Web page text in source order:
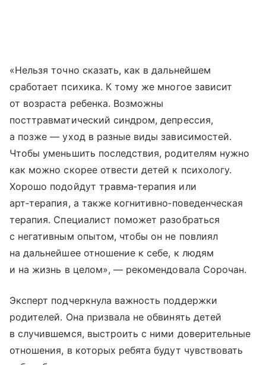
«Нельзя точно сказать, как в дальнейшем
сработает психика. К тому же многое зависит
от возраста ребенка. Возможны
посттравматический синдром, депрессия,
а позже — уход в разные виды зависимостей.
Чтобы уменьшить последствия, родителям нужно
как можно скорее отвести детей к психологу.
Хорошо подойдут травма‑терапия или
арт‑терапия, а также когнитивно‑поведенческая
терапия. Специалист поможет разобраться
с негативным опытом, чтобы он не повлиял
на дальнейшее отношение к себе, к людям
и на жизнь в целом», — рекомендовала Сорочан.
Эксперт подчеркнула важность поддержки
родителей. Она призвала не обвинять детей
в случившемся, выстроить с ними доверительные
отношения, в которых ребята будут чувствовать